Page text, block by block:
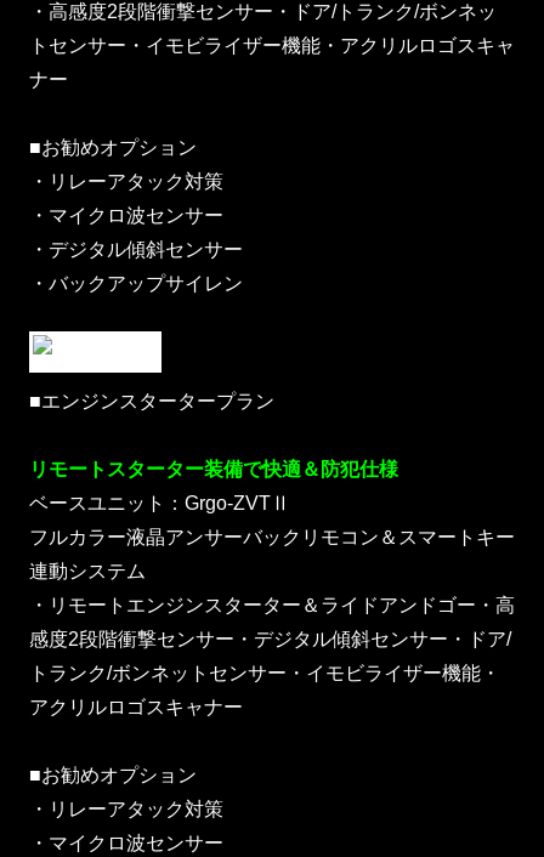
・高感度2段階衝撃センサー・ドア/トランク/ボンネッ
トセンサー・イモビライザー機能・アクリルロゴスキャ
ナー
■お勧めオプション
・リレーアタック対策
・マイクロ波センサー
・デジタル傾斜センサー
・バックアップサイレン
■エンジンスタータープラン
リモートスターター装備で快適＆防犯仕様
ベースユニット：Grgo-ZVTⅡ
フルカラー液晶アンサーバックリモコン＆スマートキー
連動システム
・リモートエンジンスターター＆ライドアンドゴー・高
感度2段階衝撃センサー・デジタル傾斜センサー・ドア/
トランク/ボンネットセンサー・イモビライザー機能・
アクリルロゴスキャナー
■お勧めオプション
・リレーアタック対策
・マイクロ波センサー